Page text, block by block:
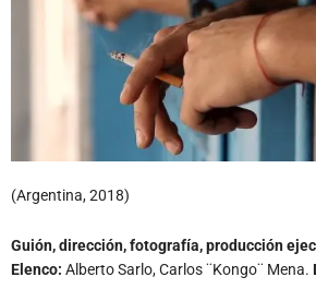
(Argentina, 2018)
Guión, dirección, fotografía, producción
Elenco: Alberto Sarlo, Carlos ¨Kongo¨ Mena.